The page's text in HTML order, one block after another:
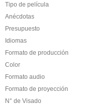
Tipo de película
Anécdotas
Presupuesto
Idiomas
Formato de producción
Color
Formato audio
Formato de proyección
N° de Visado